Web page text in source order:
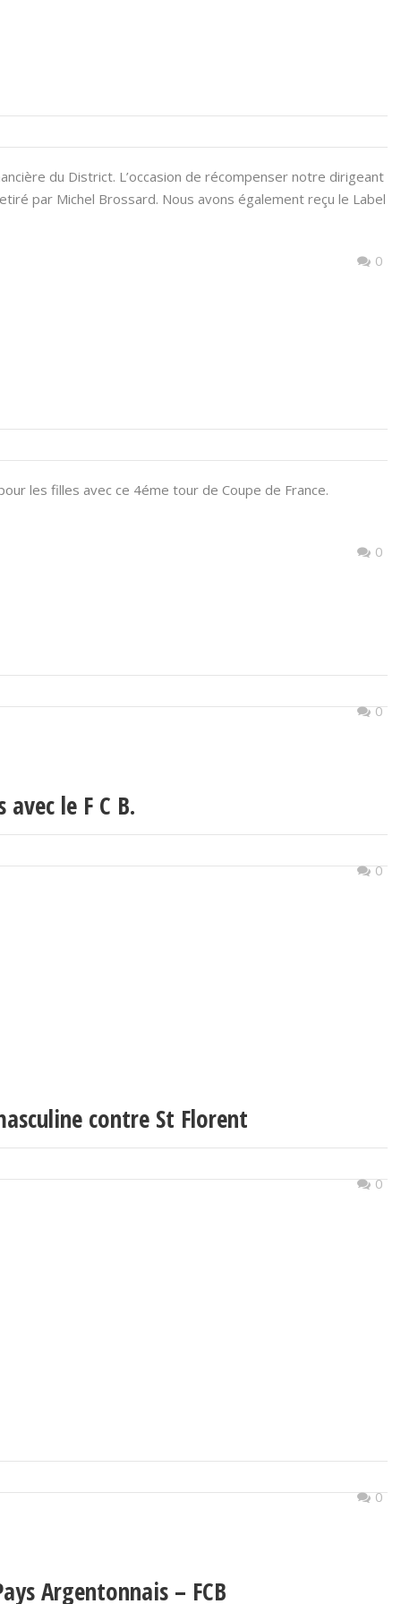
du District. L’occasion de récompenser notre dirigeant
par Michel Brossard. Nous avons également reçu le Label
0
les filles avec ce 4éme tour de Coupe de France.
0
0
avec le F C B.
0
contre St Florent
0
0
Argentonnais – FCB